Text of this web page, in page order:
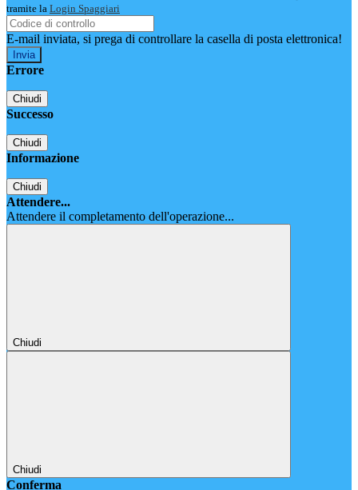
tramite la Login Spaggiari
E-mail inviata, si prega di controllare la casella di posta elettronica!
Errore
Chiudi
Successo
Chiudi
Informazione
Chiudi
Attendere...
Attendere il completamento dell'operazione...
Chiudi
Chiudi
Conferma